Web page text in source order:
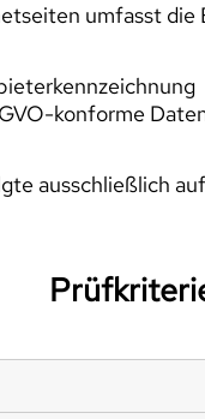
umfasst
konforme
ausschließlich